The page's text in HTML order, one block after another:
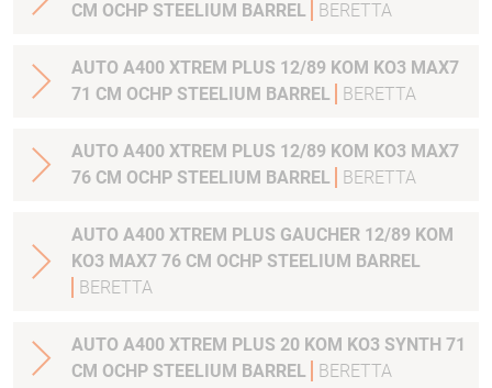
CM OCHP STEELIUM BARREL
BERETTA
AUTO A400 XTREM PLUS 12/89 KOM KO3 MAX7
71 CM OCHP STEELIUM BARREL
BERETTA
AUTO A400 XTREM PLUS 12/89 KOM KO3 MAX7
76 CM OCHP STEELIUM BARREL
BERETTA
AUTO A400 XTREM PLUS GAUCHER 12/89 KOM
KO3 MAX7 76 CM OCHP STEELIUM BARREL
BERETTA
AUTO A400 XTREM PLUS 20 KOM KO3 SYNTH 71
CM OCHP STEELIUM BARREL
BERETTA